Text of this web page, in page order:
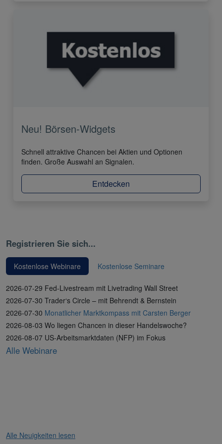
Neu! Börsen-Widgets
Schnell attraktive Chancen bei Aktien und Optionen
finden. Große Auswahl an Signalen.
Entdecken
Registrieren Sie sich...
Kostenlose Webinare Kostenlose Seminare
2026-07-29 Fed-Livestream mit Livetrading Wall Street
2026-07-30 Trader‘s Circle – mit Behrendt & Bernstein
2026-07-30 Monatlicher Marktkompass mit Carsten Berger
2026-08-03 Wo liegen Chancen in dieser Handelswoche?
2026-08-07 US-Arbeitsmarktdaten (NFP) im Fokus
Alle Webinare
Alle Neuigkeiten lesen